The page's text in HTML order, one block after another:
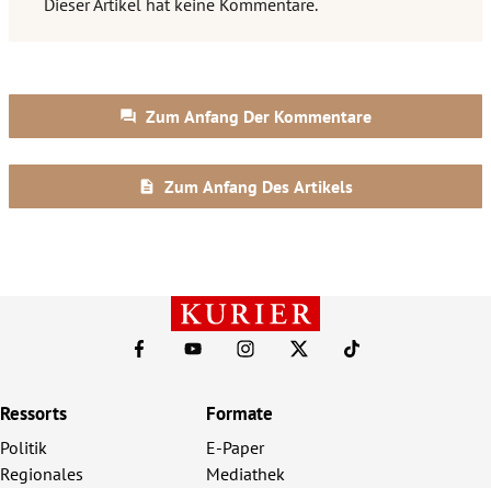
Ressorts
Politik
Regionales
Formate
E-Paper
Mediathek